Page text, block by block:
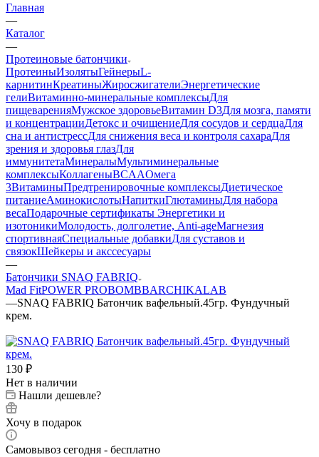
Главная
—
Каталог
—
Протеиновые батончики
ПротеиныИзолятыГейнерыL-
карнитинКреатиныЖиросжигателиЭнергетические
гелиВитаминно-минеральные комплексыДля
пищеваренияМужское здоровьеВитамин D3Для мозга, памяти
и концентрацииДетокс и очищениеДля сосудов и сердцаДля
сна и антистрессДля снижения веса и контроля сахараДля
зрения и здоровья глазДля
иммунитетаМинералыМультиминеральные
комплексыКоллагеныBCAAОмега
3ВитаминыПредтренировочные комплексыДиетическое
питаниеАминокислотыНапиткиГлютаминыДля набора
весаПодарочные сертификаты Энергетики и
изотоникиМолодость, долголетие, Anti-ageМагнезия
спортивнаяСпециальные добавкиДля суставов и
связокШейкеры и акссесуары
—
Батончики SNAQ FABRIQ
Mad FitPOWER PROBOMBBARCHIKALAB
—SNAQ FABRIQ Батончик вафельный.45гр. Фундучный
крем.
130 ₽
Нет в наличии
Нашли дешевле?
Хочу в подарок
Самовывоз сегодня - бесплатно